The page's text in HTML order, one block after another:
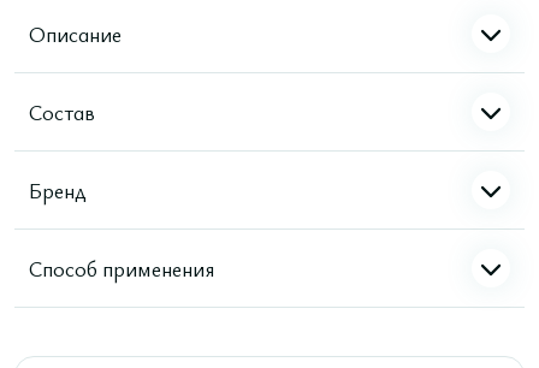
Описание
Состав
Бренд
Способ применения